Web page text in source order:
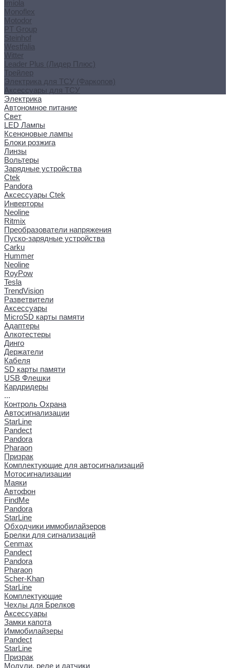
Imiola
Monoflex
Motodor
PT Group
Steinhof
Westfalia
Witter
Leader Plus (Лидер Плюс)
Трейлер
Электрика для ТСУ (Фаркопов)
Аксессуары для ТСУ
Электрика
Автономное питание
Свет
LED Лампы
Ксеноновые лампы
Блоки розжига
Линзы
Вольтеры
Зарядные устройства
Ctek
Pandora
Аксессуары Ctek
Инверторы
Neoline
Ritmix
Преобразователи напряжения
Пуско-зарядные устройства
Carku
Hummer
Neoline
RoyPow
Tesla
TrendVision
Разветвители
Аксессуары
MicroSD карты памяти
Адаптеры
Алкотестеры
Динго
Держатели
Кабеля
SD карты памяти
USB Флешки
Кардридеры
...
Контроль Охрана
Автосигнализации
StarLine
Pandect
Pandora
Pharaon
Призрак
Комплектующие для автосигнализаций
Мотосигнализации
Маяки
Автофон
FindMe
Pandora
StarLine
Обходчики иммобилайзеров
Брелки для сигнализаций
Cenmax
Pandect
Pandora
Pharaon
Scher-Khan
StarLine
Комплектующие
Чехлы для Брелков
Аксессуары
Замки капота
Иммобилайзеры
Pandect
StarLine
Призрак
Модули, реле и датчики